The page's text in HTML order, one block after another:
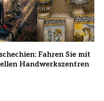
Fahren Sie mit
Handwerkszentren